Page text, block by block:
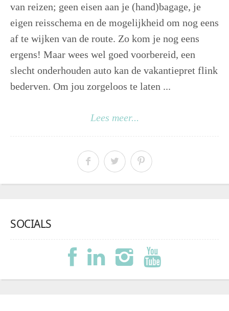
van reizen; geen eisen aan je (hand)bagage, je
eigen reisschema en de mogelijkheid om nog eens
af te wijken van de route. Zo kom je nog eens
ergens! Maar wees wel goed voorbereid, een
slecht onderhouden auto kan de vakantiepret flink
bederven. Om jou zorgeloos te laten ...
Lees meer...
SOCIALS